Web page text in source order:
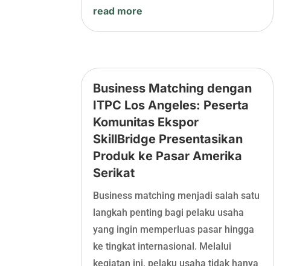
read more
Business Matching dengan
ITPC Los Angeles: Peserta
Komunitas Ekspor
SkillBridge Presentasikan
Produk ke Pasar Amerika
Serikat
Business matching menjadi salah satu
langkah penting bagi pelaku usaha
yang ingin memperluas pasar hingga
ke tingkat internasional. Melalui
kegiatan ini, pelaku usaha tidak hanya